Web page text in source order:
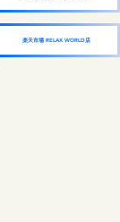
楽天市場 RELAX WORLD店